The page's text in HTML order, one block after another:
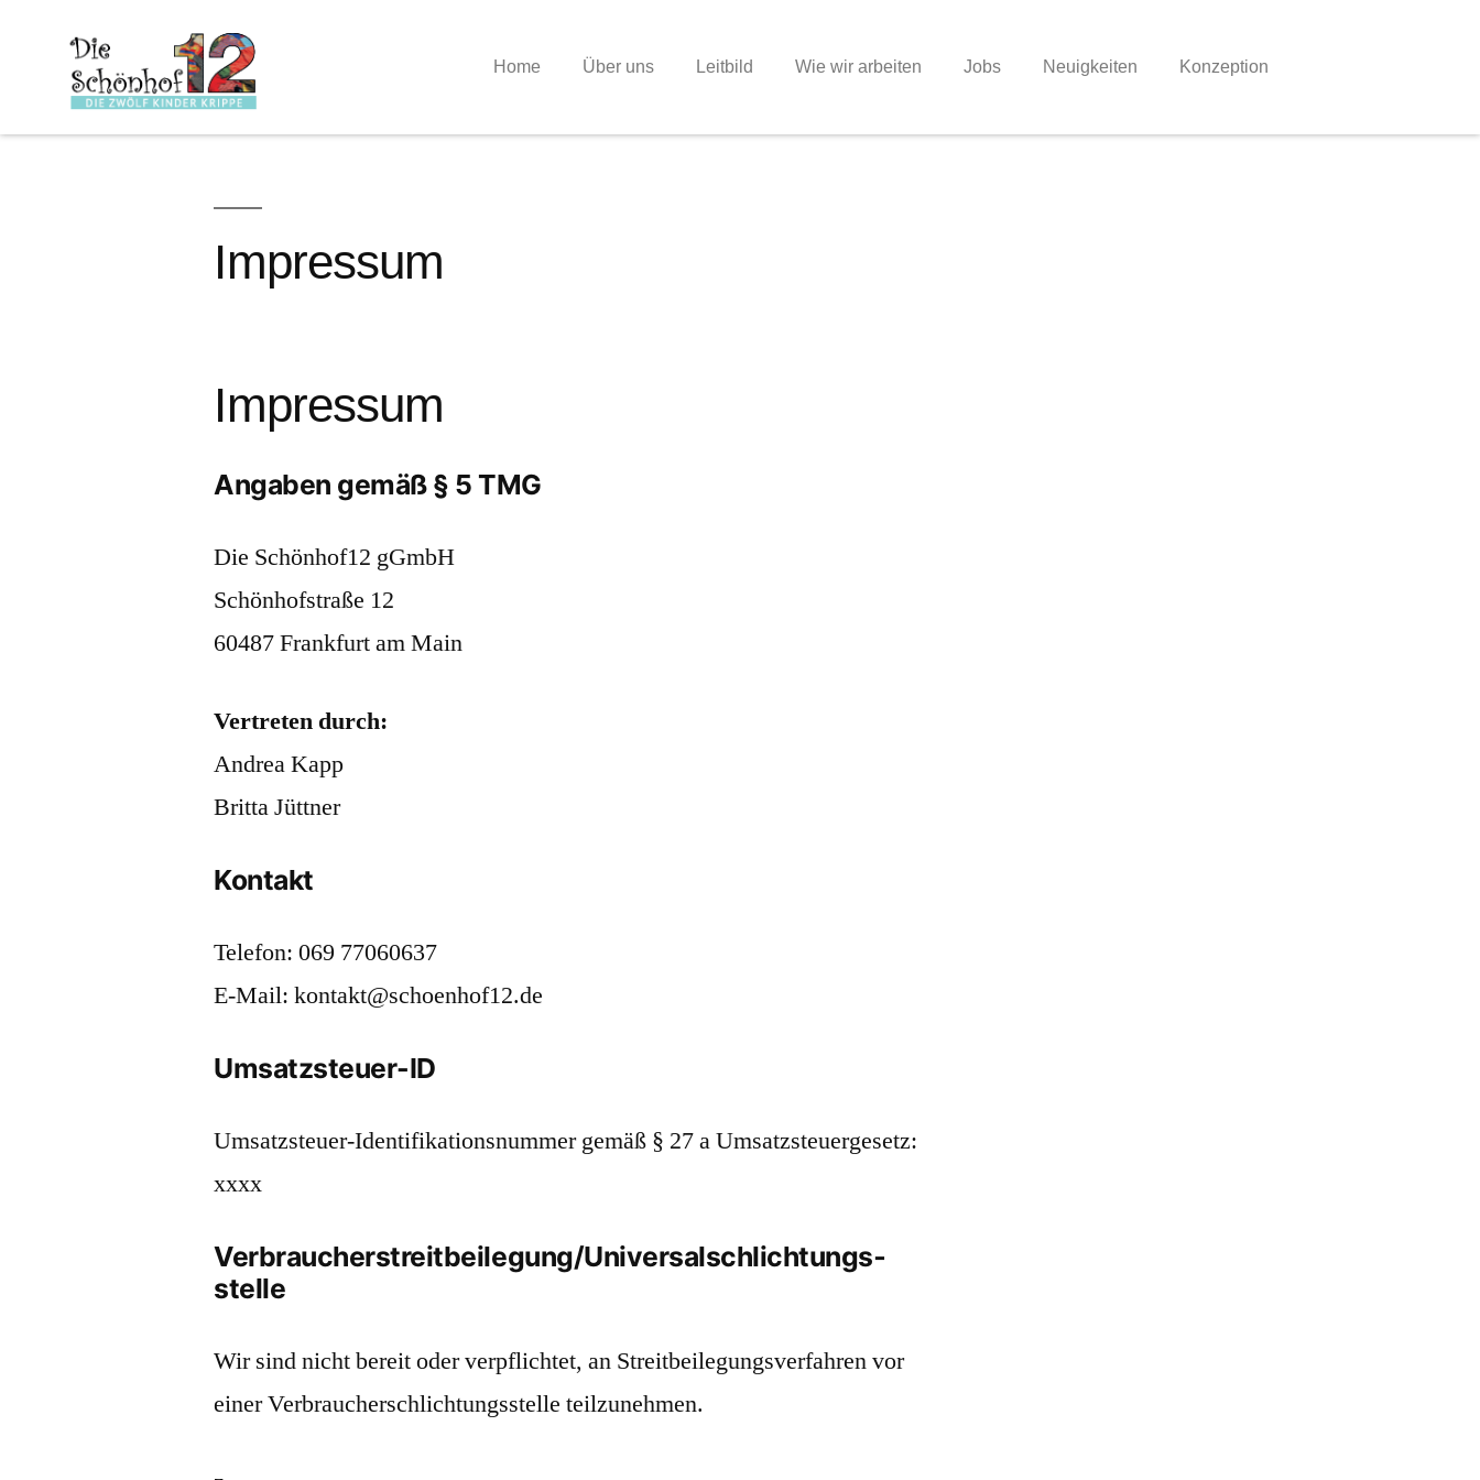
Home Über uns Leitbild Wie wir arbeiten Jobs Neuigkeiten Konzeption
Impressum
Impressum
Angaben gemäß § 5 TMG
Die Schönhof12 gGmbH
Schönhofstraße 12
60487 Frankfurt am Main
Vertreten durch:
Andrea Kapp
Britta Jüttner
Kontakt
Telefon: 069 77060637
E-Mail: kontakt@schoenhof12.de
Umsatzsteuer-ID
Umsatzsteuer-Identifikationsnummer gemäß § 27 a Umsatzsteuergesetz:
xxxx
Verbraucher­streit­beilegung/Universal­schlichtungs­
stelle
Wir sind nicht bereit oder verpflichtet, an Streitbeilegungsverfahren vor
einer Verbraucherschlichtungsstelle teilzunehmen.